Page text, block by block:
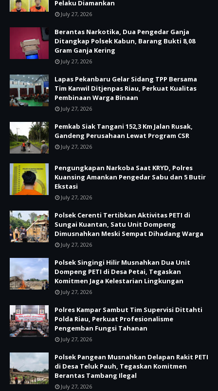
Pelaku Diamankan
July 27, 2026
Berantas Narkotika, Dua Pengedar Ganja
Ditangkap Polsek Kabun, Barang Bukti 8,08
Gram Ganja Kering
July 27, 2026
Lapas Pekanbaru Gelar Sidang TPP Bersama
Tim Kanwil Ditjenpas Riau, Perkuat Kualitas
Pembinaan Warga Binaan
July 27, 2026
Pemkab Siak Tangani 152,3 Km Jalan Rusak,
Gandeng Perusahaan Lewat Program CSR
July 27, 2026
Pengungkapan Narkoba Saat KRYD, Polres
Kuansing Amankan Pengedar Sabu dan 5 Butir
Ekstasi
July 27, 2026
Polsek Cerenti Tertibkan Aktivitas PETI di
Sungai Kuantan, Satu Unit Dompeng
Dimusnahkan Meski Sempat Dihadang Warga
July 27, 2026
Polsek Singingi Hilir Musnahkan Dua Unit
Dompeng PETI di Desa Petai, Tegaskan
Komitmen Jaga Kelestarian Lingkungan
July 27, 2026
Polres Kampar Sambut Tim Supervisi Dittahti
Polda Riau, Perkuat Profesionalisme
Pengemban Fungsi Tahanan
July 27, 2026
Polsek Pangean Musnahkan Delapan Rakit PETI
di Desa Teluk Pauh, Tegaskan Komitmen
Berantas Tambang Ilegal
July 27, 2026